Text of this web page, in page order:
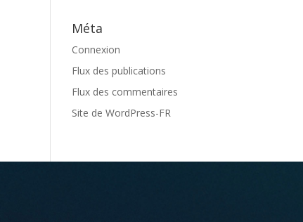
Méta
Connexion
Flux des publications
Flux des commentaires
Site de WordPress-FR